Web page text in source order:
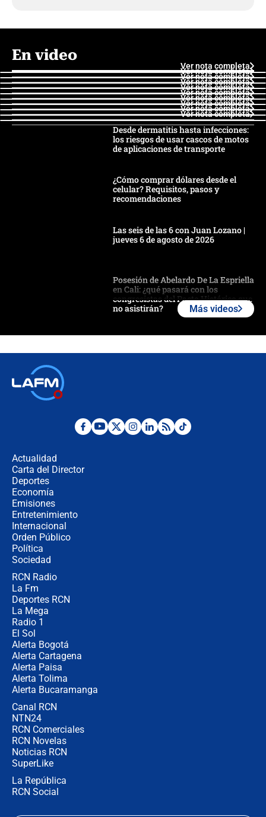
En video
Ver nota completa
Ver nota completa
Ver nota completa
Ver nota completa
Ver nota completa
Ver nota completa
Ver nota completa
Ver nota completa
Ver nota completa
Ver nota completa
Desde dermatitis hasta infecciones:
los riesgos de usar cascos de motos
de aplicaciones de transporte
¿Cómo comprar dólares desde el
celular? Requisitos, pasos y
recomendaciones
Las seis de las 6 con Juan Lozano |
jueves 6 de agosto de 2026
Posesión de Abelardo De La Espriella
en Cali: ¿qué pasará con los
congresistas del Pacto Histórico que
no asistirán?
¿Por qué De la Espriella gobernará
Más videos
Actualidad
Carta del Director
Deportes
Economía
Emisiones
Entretenimiento
Internacional
Orden Público
Política
Sociedad
RCN Radio
La Fm
Deportes RCN
La Mega
Radio 1
El Sol
Alerta Bogotá
Alerta Cartagena
Alerta Paisa
Alerta Tolima
Alerta Bucaramanga
Canal RCN
NTN24
RCN Comerciales
RCN Novelas
Noticias RCN
SuperLike
La República
RCN Social